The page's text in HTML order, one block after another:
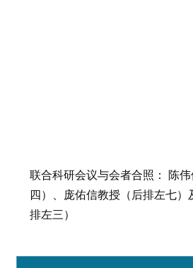
联合科研会议与会者合照： 陈
四）、庞佑信教授（后排左七
排左三）